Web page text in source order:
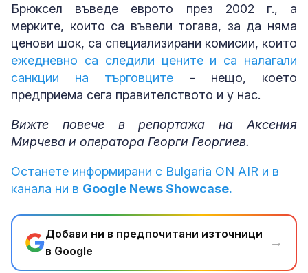
Брюксел въведе еврото през 2002 г., а
мерките, които са въвели тогава, за да няма
ценови шок, са специализирани комисии, които
ежедневно са следили цените и са налагали
санкции на търговците - нещо, което
предприема сега правителството и у нас.
Вижте повече в репортажа на Аксения
Мирчева и оператора Георги Георгиев.
Останете информирани с Bulgaria ON AIR и в
канала ни в Google News Showcase.
Добави ни в предпочитани източници
в Google
→